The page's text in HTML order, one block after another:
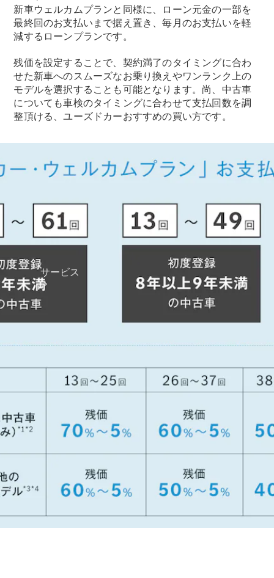
Mercedes-
Benz
ウォールユ
ニット
Mercedes-
Benz
Collection
カーケア
サービス
アフターサ
メルセデス
の電気自動
由
サービス入
ト
メンテナン
新車ウェルカムプランと同様に、ローン元金の一部を
最終回のお支払いまで据え置き、毎月のお支払いを軽
減するローンプランです。
残価を設定することで、契約満了のタイミングに合わ
せた新車へのスムーズなお乗り換えやワンランク上の
モデルを選択することも可能となります。尚、中古車
についても車検のタイミングに合わせて支払回数を調
整頂ける、ユーズドカーおすすめの買い方です。